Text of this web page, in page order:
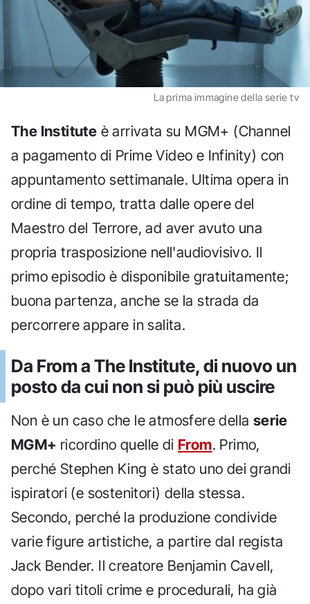
La prima immagine della serie tv
The Institute è arrivata su MGM+ (Channel
a pagamento di Prime Video e Infinity) con
appuntamento settimanale. Ultima opera in
ordine di tempo, tratta dalle opere del
Maestro del Terrore, ad aver avuto una
propria trasposizione nell'audiovisivo. Il
primo episodio è disponibile gratuitamente;
buona partenza, anche se la strada da
percorrere appare in salita.
Da From a The Institute, di nuovo un
posto da cui non si può più uscire
Non è un caso che le atmosfere della serie
MGM+ ricordino quelle di From. Primo,
perché Stephen King è stato uno dei grandi
ispiratori (e sostenitori) della stessa.
Secondo, perché la produzione condivide
varie figure artistiche, a partire dal regista
Jack Bender. Il creatore Benjamin Cavell,
dopo vari titoli crime e procedurali, ha già